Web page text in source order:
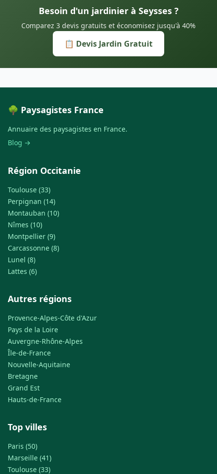
Besoin d'un jardinier à Seysses ?
Comparez 3 devis gratuits et économisez jusqu'à 40%
📋 Devis Jardin Gratuit
🌳 Paysagistes France
Annuaire des paysagistes en France.
Blog →
Région Occitanie
Toulouse (33)
Perpignan (14)
Montauban (10)
Nîmes (10)
Montpellier (9)
Carcassonne (8)
Lunel (8)
Lattes (6)
Autres régions
Provence-Alpes-Côte d'Azur
Pays de la Loire
Auvergne-Rhône-Alpes
Île-de-France
Nouvelle-Aquitaine
Bretagne
Grand Est
Hauts-de-France
Top villes
Paris (50)
Marseille (41)
Toulouse (33)